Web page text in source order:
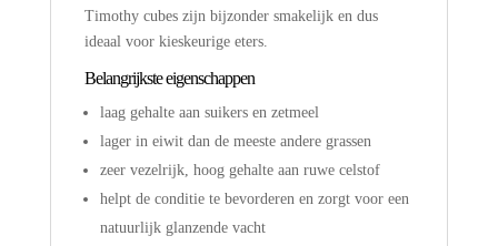
Timothy cubes zijn bijzonder smakelijk en dus
ideaal voor kieskeurige eters.
Belangrijkste eigenschappen
laag gehalte aan suikers en zetmeel
lager in eiwit dan de meeste andere grassen
zeer vezelrijk, hoog gehalte aan ruwe celstof
helpt de conditie te bevorderen en zorgt voor een
natuurlijk glanzende vacht